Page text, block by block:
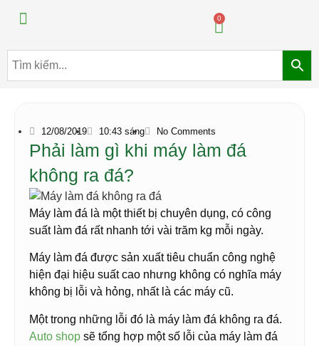
0
12/08/2019 10:43 sáng No Comments
Phải làm gì khi máy làm đá
không ra đá?
Máy làm đá là một thiết bị chuyên dụng, có công
suất làm đá rất nhanh tới vài trăm kg mỗi ngày.
Máy làm đá được sản xuất tiêu chuẩn công nghệ
hiện đại hiệu suất cao nhưng không có nghĩa máy
không bị lỗi và hỏng, nhất là các máy cũ.
Một trong những lỗi đó là máy làm đá không ra đá.
Auto shop sẽ tổng hợp một số lỗi của máy làm đá